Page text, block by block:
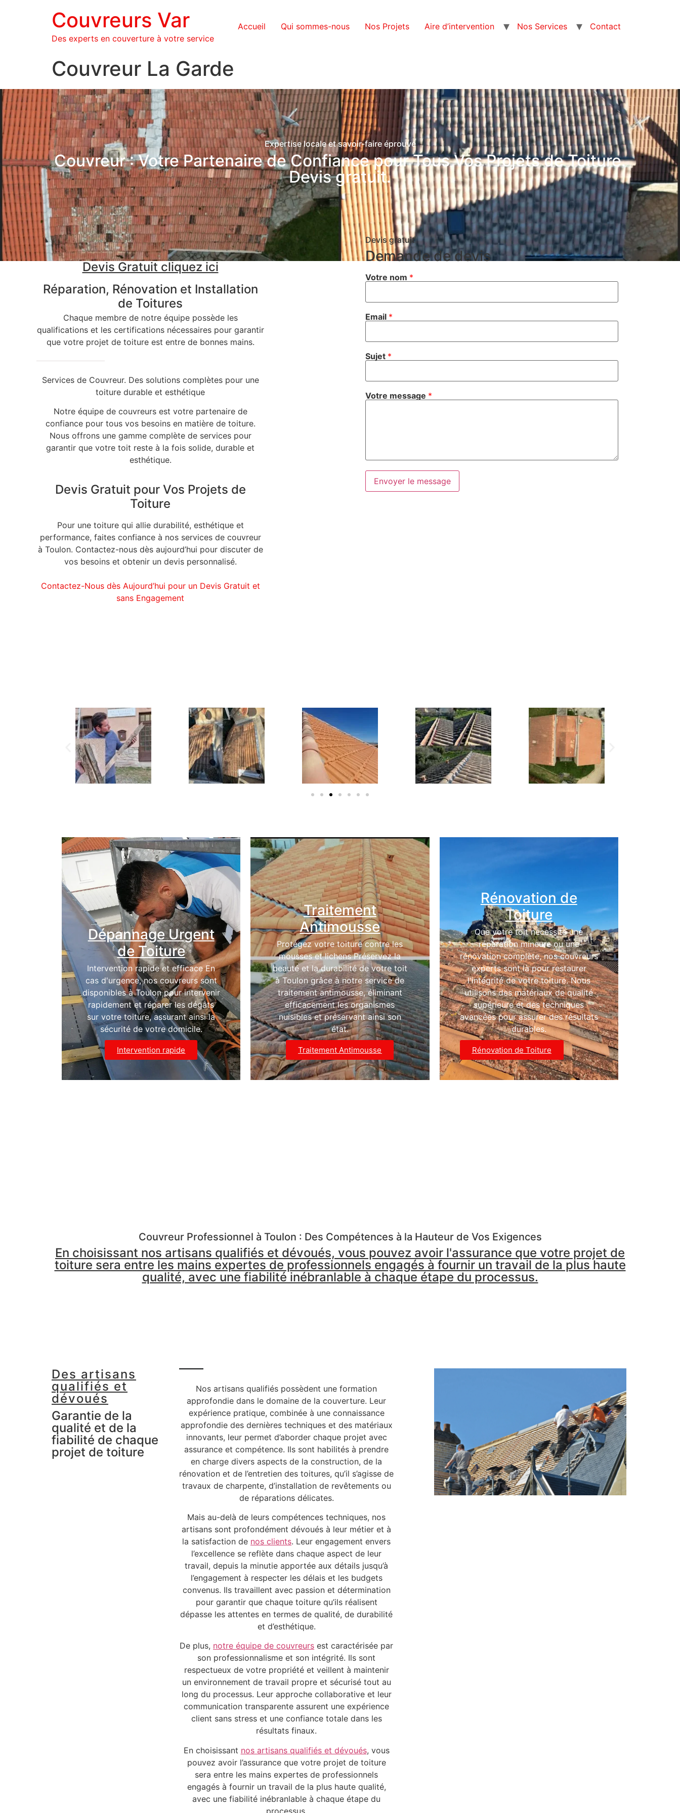
Couvreurs Var
Des experts en couverture à votre service
Accueil Qui sommes-nous Nos Projets Aire d’intervention Nos Services Contact
Couvreur La Garde
Expertise locale et savoir-faire éprouvé
Couvreur : Votre Partenaire de Confiance pour Tous Vos Projets de Toiture.
Devis gratuit.
Devis Gratuit cliquez ici
Réparation, Rénovation et Installation
de Toitures
Chaque membre de notre équipe possède les
qualifications et les certifications nécessaires pour garantir
que votre projet de toiture est entre de bonnes mains.
Services de Couvreur. Des solutions complètes pour une
toiture durable et esthétique
Notre équipe de couvreurs est votre partenaire de
confiance pour tous vos besoins en matière de toiture.
Nous offrons une gamme complète de services pour
garantir que votre toit reste à la fois solide, durable et
esthétique.
Devis Gratuit pour Vos Projets de
Toiture
Pour une toiture qui allie durabilité, esthétique et
performance, faites confiance à nos services de couvreur
à Toulon. Contactez-nous dès aujourd’hui pour discuter de
vos besoins et obtenir un devis personnalisé.
Contactez-Nous dès Aujourd’hui pour un Devis Gratuit et
sans Engagement
Devis gratuit
Demande de devis
Votre nom *
Email *
Sujet *
Votre message *
Envoyer le message
Dépannage Urgent
de Toiture
Intervention rapide et efficace En
cas d'urgence, nos couvreurs sont
disponibles à Toulon pour intervenir
rapidement et réparer les dégâts
sur votre toiture, assurant ainsi la
sécurité de votre domicile.
Intervention rapide
Traitement
Antimousse
Protégez votre toiture contre les
mousses et lichens Préservez la
beauté et la durabilité de votre toit
à Toulon grâce à notre service de
traitement antimousse, éliminant
efficacement les organismes
nuisibles et préservant ainsi son
état.
Traitement Antimousse
Rénovation de
Toiture
Que votre toit nécessite une
réparation mineure ou une
rénovation complète, nos couvreurs
experts sont là pour restaurer
l'intégrité de votre toiture. Nous
utilisons des matériaux de qualité
supérieure et des techniques
avancées pour assurer des résultats
durables.
Rénovation de Toiture
Couvreur Professionnel à Toulon : Des Compétences à la Hauteur de Vos Exigences
En choisissant nos artisans qualifiés et dévoués, vous pouvez avoir l'assurance que votre projet de
toiture sera entre les mains expertes de professionnels engagés à fournir un travail de la plus haute
qualité, avec une fiabilité inébranlable à chaque étape du processus.
Des artisans
qualifiés et
dévoués
Garantie de la
qualité et de la
fiabilité de chaque
projet de toiture
Nos artisans qualifiés possèdent une formation
approfondie dans le domaine de la couverture. Leur
expérience pratique, combinée à une connaissance
approfondie des dernières techniques et des matériaux
innovants, leur permet d’aborder chaque projet avec
assurance et compétence. Ils sont habilités à prendre
en charge divers aspects de la construction, de la
rénovation et de l’entretien des toitures, qu’il s’agisse de
travaux de charpente, d’installation de revêtements ou
de réparations délicates.
Mais au-delà de leurs compétences techniques, nos
artisans sont profondément dévoués à leur métier et à
la satisfaction de nos clients. Leur engagement envers
l’excellence se reflète dans chaque aspect de leur
travail, depuis la minutie apportée aux détails jusqu’à
l’engagement à respecter les délais et les budgets
convenus. Ils travaillent avec passion et détermination
pour garantir que chaque toiture qu’ils réalisent
dépasse les attentes en termes de qualité, de durabilité
et d’esthétique.
De plus, notre équipe de couvreurs est caractérisée par
son professionnalisme et son intégrité. Ils sont
respectueux de votre propriété et veillent à maintenir
un environnement de travail propre et sécurisé tout au
long du processus. Leur approche collaborative et leur
communication transparente assurent une expérience
client sans stress et une confiance totale dans les
résultats finaux.
En choisissant nos artisans qualifiés et dévoués, vous
pouvez avoir l’assurance que votre projet de toiture
sera entre les mains expertes de professionnels
engagés à fournir un travail de la plus haute qualité,
avec une fiabilité inébranlable à chaque étape du
processus.